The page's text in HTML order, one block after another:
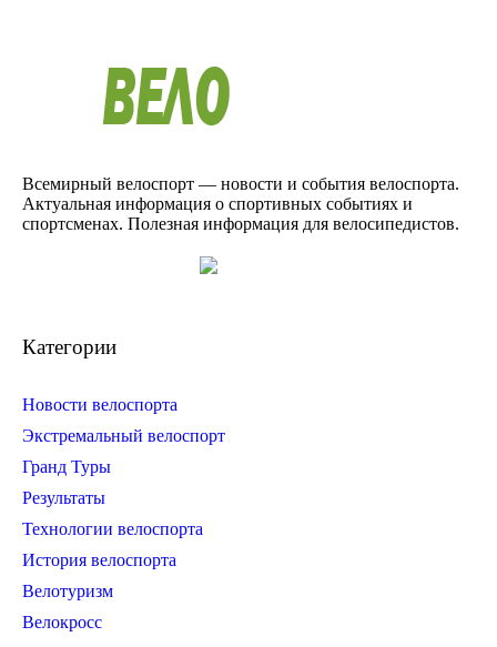
Всемирный велоспорт — новости и события велоспорта.
Актуальная информация о спортивных событиях и
спортсменах. Полезная информация для велосипедистов.
Категории
Новости велоспорта
Экстремальный велоспорт
Гранд Туры
Результаты
Технологии велоспорта
История велоспорта
Велотуризм
Велокросс